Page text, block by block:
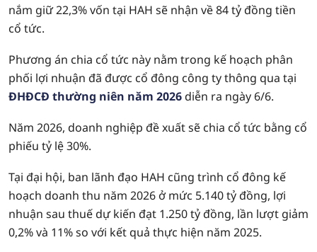
nắm giữ 22,3% vốn tại HAH sẽ nhận về 84 tỷ đồng tiền
cổ tức.
Phương án chia cổ tức này nằm trong kế hoạch phân
phối lợi nhuận đã được cổ đông công ty thông qua tại
ĐHĐCĐ thường niên năm 2026diễn ra ngày 6/6.
Năm 2026, doanh nghiệp đề xuất sẽ chia cổ tức bằng cổ
phiếu tỷ lệ 30%.
Tại đại hội, ban lãnh đạo HAH cũng trình cổ đông kế
hoạch doanh thu năm 2026 ở mức 5.140 tỷ đồng, lợi
nhuận sau thuế dự kiến đạt 1.250 tỷ đồng, lần lượt giảm
0,2% và 11% so với kết quả thực hiện năm 2025.